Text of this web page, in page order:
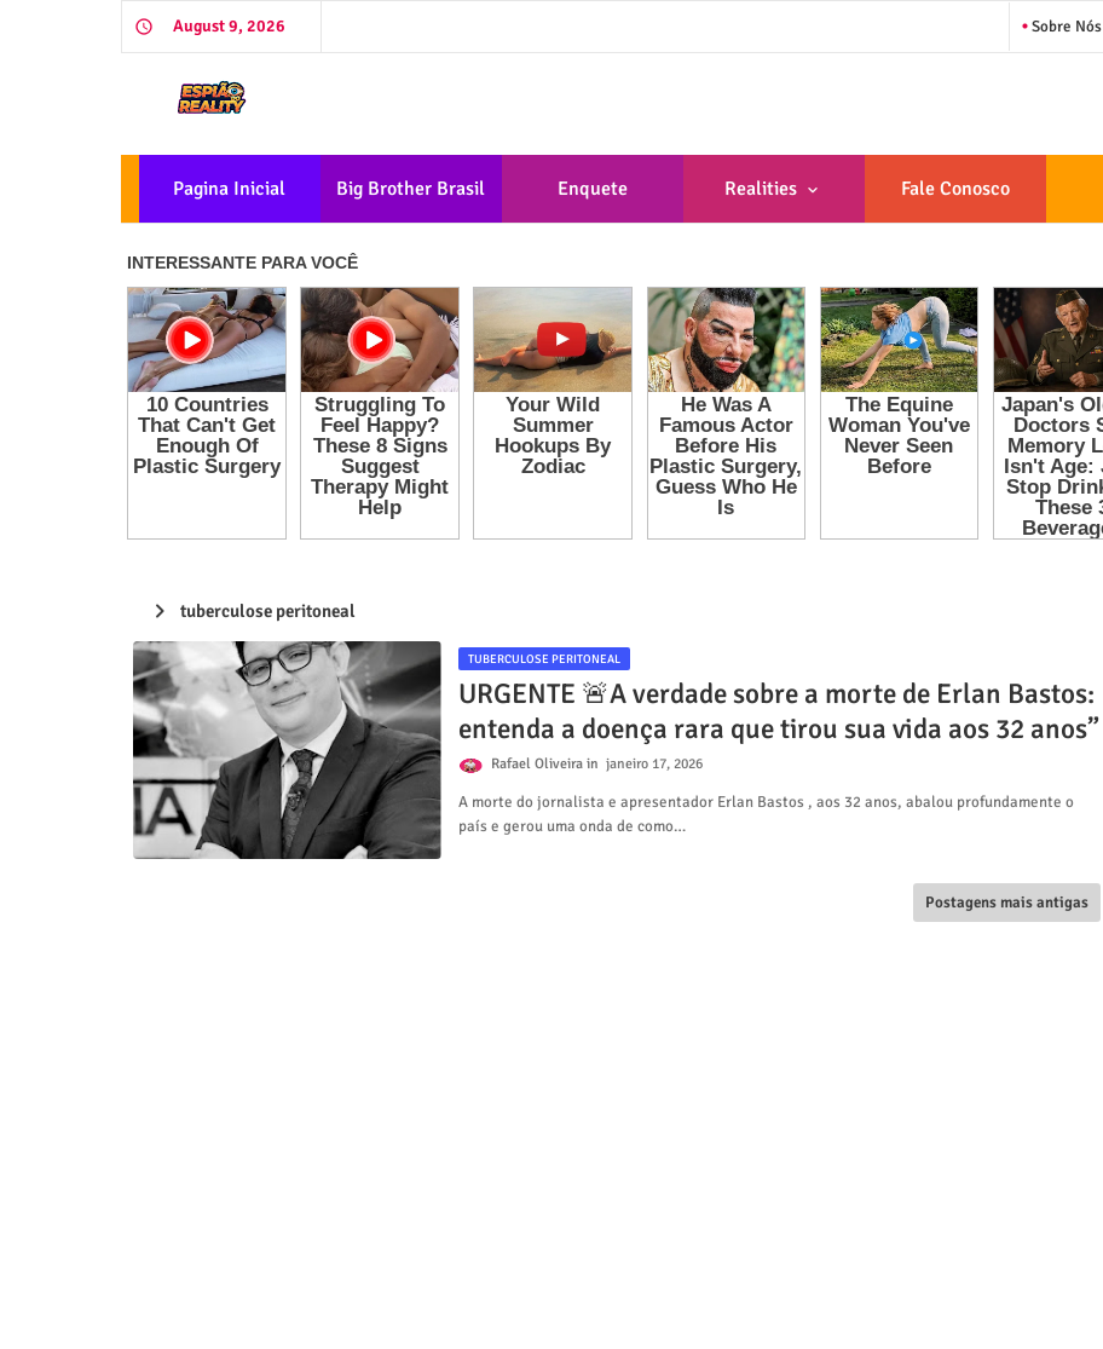
August 9, 2026 Sobre Nós
Pagina Inicial Big Brother Brasil Enquete Realities Fale Conosco
tuberculose peritoneal
TUBERCULOSE PERITONEAL
URGENTE 🚨A verdade sobre a morte de Erlan Bastos:
entenda a doença rara que tirou sua vida aos 32 anos”
Rafael Oliveira janeiro 17, 2026
A morte do jornalista e apresentador Erlan Bastos , aos 32 anos, abalou profundamente o
país e gerou uma onda de como…
Postagens mais antigas